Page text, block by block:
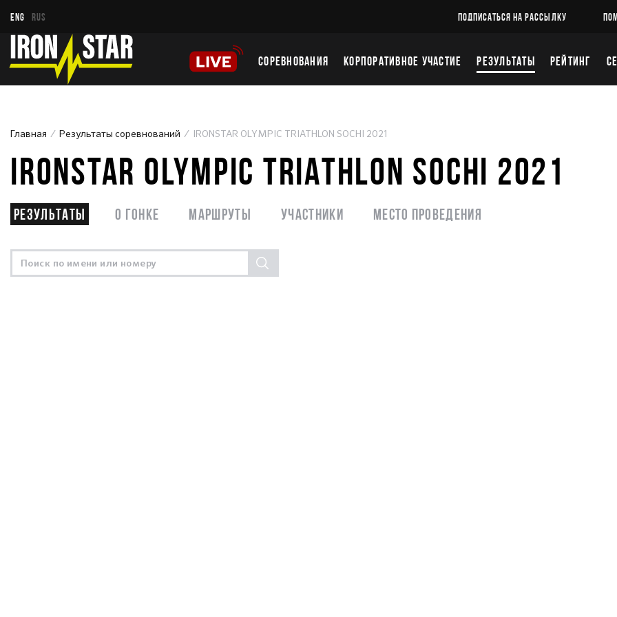
ENG RUS ПОДПИСАТЬСЯ НА РАССЫЛКУ
СОРЕВНОВАНИЯ КОРПОРАТИВНОЕ УЧАСТИЕ РЕЗУЛЬТАТЫ РЕЙТИНГ
Главная Результаты соревнований IRONSTAR OLYMPIC TRIATHLON SOCHI 2021
IRONSTAR OLYMPIC TRIATHLON SOCHI 2021
Результаты О гонке Маршруты Участники Место проведения